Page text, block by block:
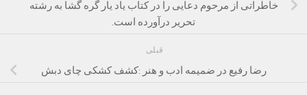
خاطراتی از مرحوم دعایی را در کتاب یاد یار گره گشا به رشته
تحریر درآورده است.
قبلی
رضا رفیع در ضمیمه ادب و هنر :کشف کشکی چای دبش